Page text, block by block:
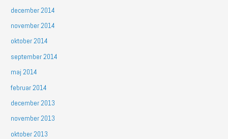
december 2014
november 2014
oktober 2014
september 2014
maj 2014
februar 2014
december 2013
november 2013
oktober 2013